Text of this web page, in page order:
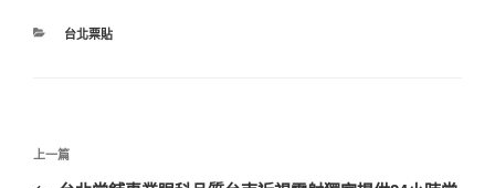
分
台北票貼
文
上
上一篇